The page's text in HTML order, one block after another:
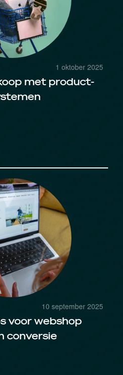
1 oktober 2025
met product-
10 september 2025
voor webshop
conversie